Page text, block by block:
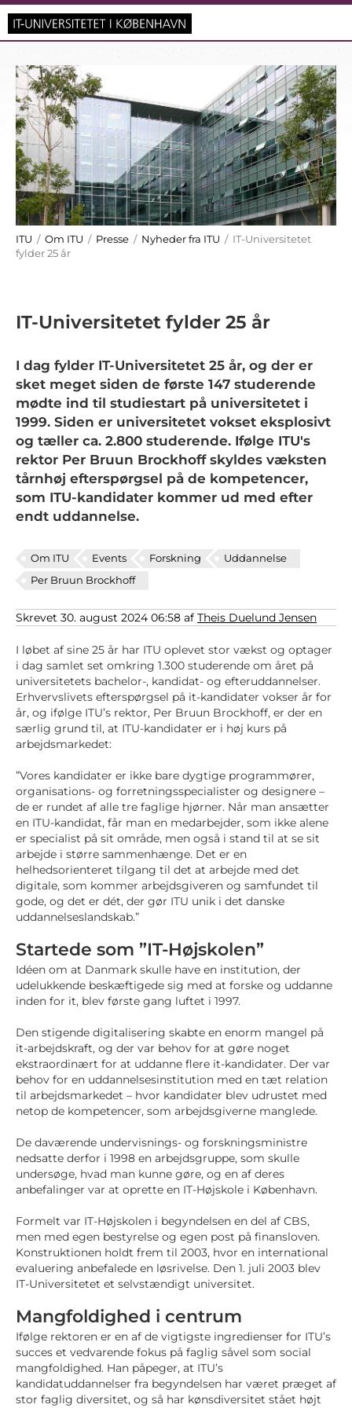
ITU / Om ITU / Presse / Nyheder fra ITU / IT-Universitetet
fylder 25 år
IT-Universitetet fylder 25 år
I dag fylder IT-Universitetet 25 år, og der er
sket meget siden de første 147 studerende
mødte ind til studiestart på universitetet i
1999. Siden er universitetet vokset eksplosivt
og tæller ca. 2.800 studerende. Ifølge ITU's
rektor Per Bruun Brockhoff skyldes væksten
tårnhøj efterspørgsel på de kompetencer,
som ITU-kandidater kommer ud med efter
endt uddannelse.
Om ITU Events Forskning
Uddannelse
Per Bruun Brockhoff
Skrevet 30. august 2024 06:58 af Theis Duelund Jensen
I løbet af sine 25 år har ITU oplevet stor vækst og optager
i dag samlet set omkring 1.300 studerende om året på
universitetets bachelor-, kandidat- og efteruddannelser.
Erhvervslivets efterspørgsel på it-kandidater vokser år for
år, og ifølge ITU’s rektor, Per Bruun Brockhoff, er der en
særlig grund til, at ITU-kandidater er i høj kurs på
arbejdsmarkedet:
”Vores kandidater er ikke bare dygtige programmører,
organisations- og forretningsspecialister og designere –
de er rundet af alle tre faglige hjørner. Når man ansætter
en ITU-kandidat, får man en medarbejder, som ikke alene
er specialist på sit område, men også i stand til at se sit
arbejde i større sammenhænge. Det er en
helhedsorienteret tilgang til det at arbejde med det
digitale, som kommer arbejdsgiveren og samfundet til
gode, og det er dét, der gør ITU unik i det danske
uddannelseslandskab.”
Startede som ”IT-Højskolen”
Idéen om at Danmark skulle have en institution, der
udelukkende beskæftigede sig med at forske og uddanne
inden for it, blev første gang luftet i 1997.
Den stigende digitalisering skabte en enorm mangel på
it-arbejdskraft, og der var behov for at gøre noget
ekstraordinært for at uddanne flere it-kandidater. Der var
behov for en uddannelsesinstitution med en tæt relation
til arbejdsmarkedet – hvor kandidater blev udrustet med
netop de kompetencer, som arbejdsgiverne manglede.
De daværende undervisnings- og forskningsministre
nedsatte derfor i 1998 en arbejdsgruppe, som skulle
undersøge, hvad man kunne gøre, og en af deres
anbefalinger var at oprette en IT-Højskole i København.
Formelt var IT-Højskolen i begyndelsen en del af CBS,
men med egen bestyrelse og egen post på finansloven.
Konstruktionen holdt frem til 2003, hvor en international
evaluering anbefalede en løsrivelse. Den 1. juli 2003 blev
IT-Universitetet et selvstændigt universitet.
Mangfoldighed i centrum
Ifølge rektoren er en af de vigtigste ingredienser for ITU’s
succes et vedvarende fokus på faglig såvel som social
mangfoldighed. Han påpeger, at ITU’s
kandidatuddannelser fra begyndelsen har været præget af
stor faglig diversitet, og så har kønsdiversitet stået højt